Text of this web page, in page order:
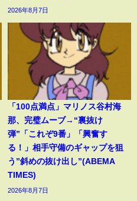
2026年8月7日
「100点満点」マリノス谷村海
那、完璧ムーブ→“裏抜け
弾”「これぞ9番」「興奮す
る！」相手守備のギャップを狙
う”斜めの抜け出し”(ABEMA
TIMES)
2026年8月7日